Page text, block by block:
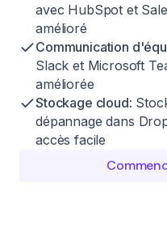
avec HubSpot et
amélioré
Communication
Slack et Microsoft
améliorée
Stockage cloud:
dépannage dans
accès facile